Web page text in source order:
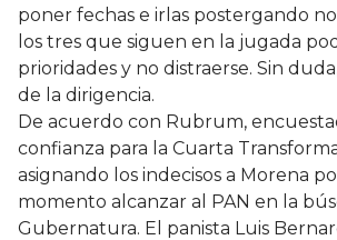
poner fechas e irlas postergando
los tres que siguen en la jugada
prioridades y no distraerse. Sin
de la dirigencia.
De acuerdo con Rubrum,
confianza para la Cuarta
asignando los indecisos a Morena
momento alcanzar al PAN en la
Gubernatura. El panista Luis